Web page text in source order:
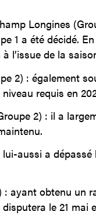
Longines
1 a été décidé.
l’issue de la
2) : également
niveau requis en
2) : il a
aussi a
ayant obtenu un
le 21 mai